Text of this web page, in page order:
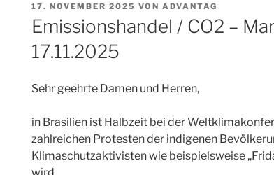
VERÖFFENTLICHT
AM
17. NOVEMBER 2025 VON ADVANTAG
Emissionshandel / CO2 –
17.11.2025
Sehr geehrte Damen und Herren,
in Brasilien ist Halbzeit bei der
zahlreichen Protesten der indigenen
Klimaschutzaktivisten wie beispielsweise
wird.